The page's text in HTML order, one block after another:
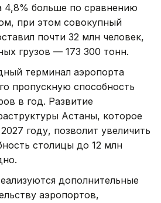
4,8% больше по сравнению
при этом совокупный
почти 32 млн человек,
грузов — 173 300 тонн.
терминал аэропорта
пропускную способность
в год. Развитие
Астаны, которое
году, позволит увеличить
столицы до 12 млн
дополнительные
аэропортов,